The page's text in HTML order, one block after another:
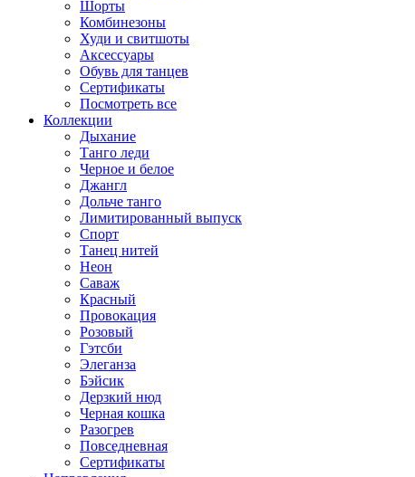
Шорты
Комбинезоны
Худи и свитшоты
Аксессуары
Обувь для танцев
Сертификаты
Посмотреть все
Коллекции
Дыхание
Танго леди
Черное и белое
Джангл
Дольче танго
Лимитированный выпуск
Спорт
Танец нитей
Неон
Саваж
Красный
Провокация
Розовый
Гэтсби
Элеганза
Бэйсик
Дерзкий нюд
Черная кошка
Разогрев
Повседневная
Сертификаты